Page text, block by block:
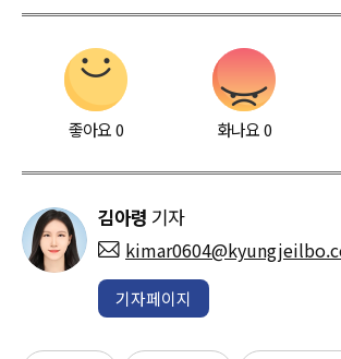
좋아요0 화나요0
김아령 기자
기자페이지